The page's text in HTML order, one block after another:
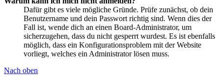
Dafür gibt es viele mögliche Gründe. Prüfe zunächst, ob dein
Benutzername und dein Passwort richtig sind. Wenn dies der
Fall ist, wende dich an einen Board-Administrator, um
sicherzugehen, dass du nicht gesperrt wurdest. Es ist ebenfalls
möglich, dass ein Konfigurationsproblem mit der Website
vorliegt, welches ein Administrator lösen muss.
Nach oben